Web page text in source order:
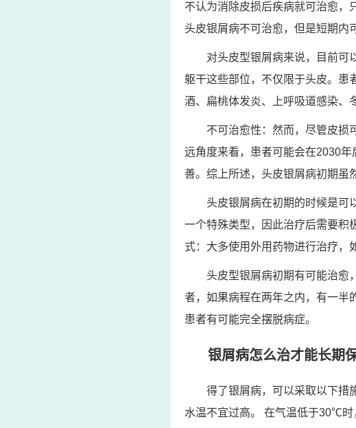
不认为消除皮损后疾病就可治愈，
头皮银屑病不可治愈，但是短期内
对头皮型银屑病来说，目前可
躯干这些部位，不仅限于头皮。患
酒、扁桃体发炎、上呼吸道感染、
不可治愈性：然而，尽管皮损
远角度来看，患者可能会在2030
善。综上所述，头皮银屑病初期虽
头皮银屑病在初期的时候是可
一个特殊类型，因此治疗后需要积
式：大多使用外用药物进行治疗，
头皮型银屑病初期有可能治愈
者，如果病程在两年之内，有一半
患者有可能完全摆脱病症。
银屑病怎么治才能长期
得了银屑病，可以采取以下措
水温不宜过高。 在气温低于30℃时